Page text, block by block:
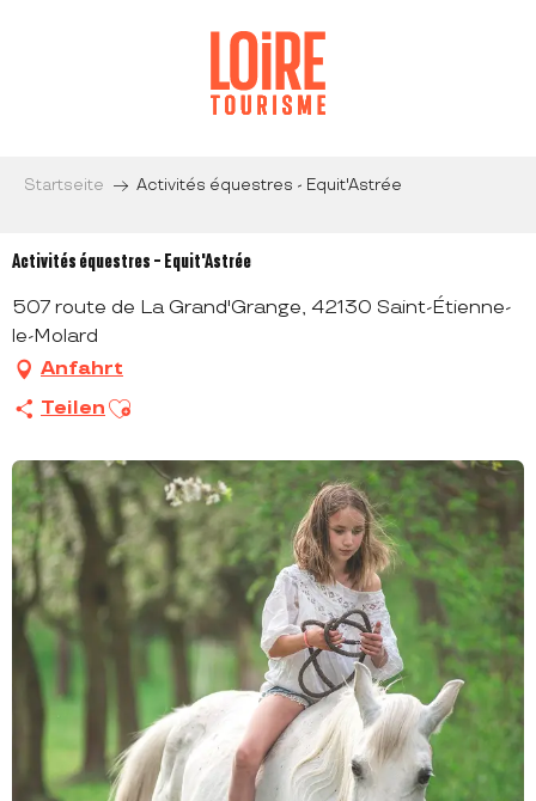
Startseite Activités équestres - Equit'Astrée
Activités équestres - Equit'Astrée
507 route de La Grand'Grange, 42130 Saint-Étienne-
le-Molard
Anfahrt
Teilen Ajouter aux favoris